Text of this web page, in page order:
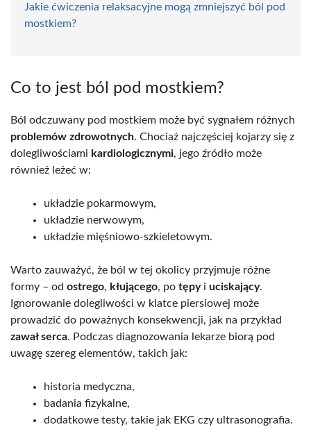
Jakie ćwiczenia relaksacyjne mogą zmniejszyć ból pod
mostkiem?
Co to jest ból pod mostkiem?
Ból odczuwany pod mostkiem może być sygnałem różnych
problemów zdrowotnych. Chociaż najczęściej kojarzy się z
dolegliwościami kardiologicznymi, jego źródło może
również leżeć w:
układzie pokarmowym,
układzie nerwowym,
układzie mięśniowo-szkieletowym.
Warto zauważyć, że ból w tej okolicy przyjmuje różne
formy – od ostrego, kłującego, po tępyi uciskający.
Ignorowanie dolegliwości w klatce piersiowej może
prowadzić do poważnych konsekwencji, jak na przykład
zawał serca. Podczas diagnozowania lekarze biorą pod
uwagę szereg elementów, takich jak:
historia medyczna,
badania fizykalne,
dodatkowe testy, takie jak EKG czy ultrasonografia.